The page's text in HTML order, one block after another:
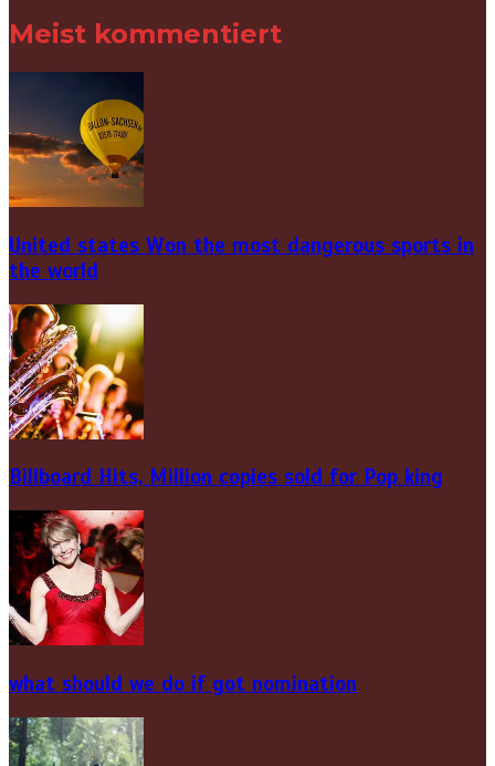
Meist kommentiert
United states Won the most dangerous sports in
the world
Billboard Hits, Million copies sold for Pop king
what should we do if got nomination